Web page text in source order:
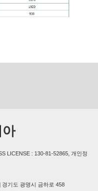
LICENSE : 130-81-52865, 개인정
기도 광명시 금하로 458